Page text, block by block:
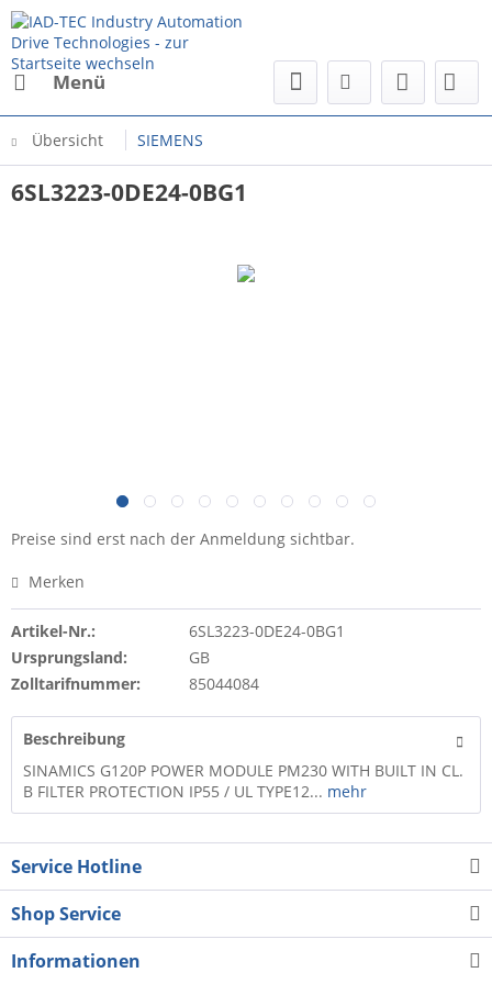
Menü
Übersicht SIEMENS
6SL3223-0DE24-0BG1
Preise sind erst nach der Anmeldung sichtbar.
Merken
Artikel-Nr.:
6SL3223-0DE24-0BG1
Ursprungsland:
GB
Zolltarifnummer:
85044084
Beschreibung
SINAMICS G120P POWER MODULE PM230 WITH BUILT IN CL.
B FILTER PROTECTION IP55 / UL TYPE12... mehr
Service Hotline
Shop Service
Informationen